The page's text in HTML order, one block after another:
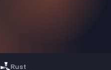
Rust